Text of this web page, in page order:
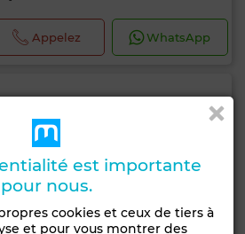
Appelez WhatsApp
est importante
pour nous.
cookies et ceux de tiers à
et pour vous montrer des